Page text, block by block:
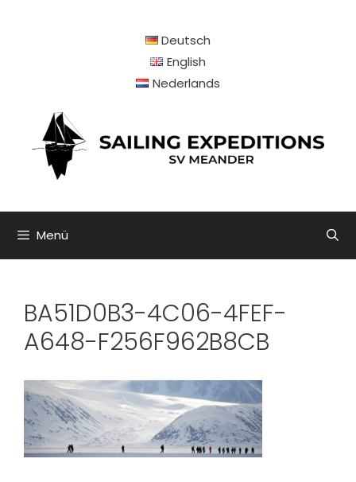
Deutsch
English
Nederlands
Menü
BA51D0B3-4C06-4FEF-
A648-F256F962B8CB